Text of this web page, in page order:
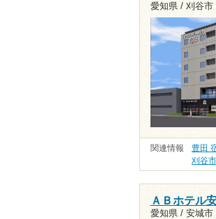
愛知県 / 刈谷市
関連情報 豊田
刈谷
ＡＢホテル
愛知県 / 安城市